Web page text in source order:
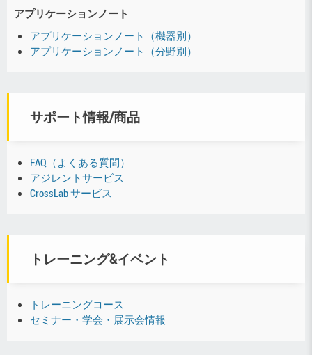
アプリケーションノート
アプリケーションノート（機器別）
アプリケーションノート（分野別）
サポート情報/商品
FAQ（よくある質問）
アジレントサービス
CrossLab サービス
トレーニング&イベント
トレーニングコース
セミナー・学会・展示会情報